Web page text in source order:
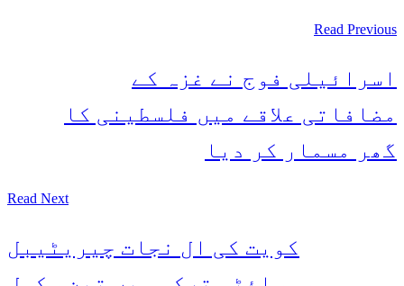
Read Previous
اسرائیلی فوج نے غزہ کے
مضافاتی علاقے میں فلسطینی کا
گھر مسمار کر دیا
Read Next
کویت کی ال نجات چیریٹیبل